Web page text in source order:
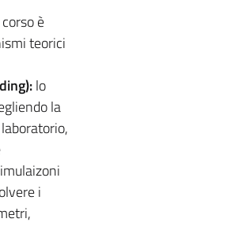
è
teorici
lo
la
i